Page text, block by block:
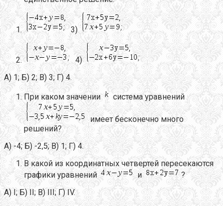
3)
4)
А) 1; Б) 2; В) 3; Г) 4.
При каком значении система уравнений
имеет бесконечно много
решений?
А) -4; Б) -2,5; В) 1; Г) 4.
В какой из координатных четвертей пересекаются
графики уравнений
и
?
А) I; Б) II; В) III; Г) IV.